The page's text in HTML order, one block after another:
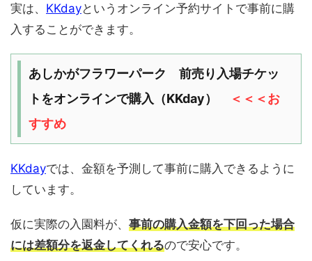
実は、 KKdayというオンライン予約サイトで事前に購
入することができます。
あしかがフラワーパーク 前売り入場チケッ
トをオンラインで購入（KKday）
＜＜＜お
すすめ
KKdayでは、金額を予測して事前に購入できるように
しています。
仮に実際の入園料が、 事前の購入金額を下回った場合
には差額分を返金してくれるので安心です。